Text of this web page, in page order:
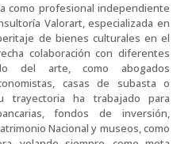
como profesional independiente
Valorart, especializada en
de bienes culturales en el
colaboración con diferentes
del arte, como abogados
casas de subasta o
trayectoria ha trabajado para
fondos de inversión,
Nacional y museos, como